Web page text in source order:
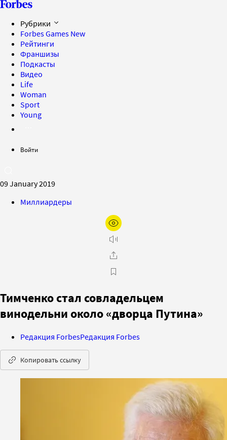
Рубрики
Forbes Games New
Рейтинги
Франшизы
Подкасты
Видео
Life
Woman
Sport
Young
Войти
09 January 2019
Миллиардеры
Тимченко стал совладельцем
винодельни около «дворца Путина»
Редакция ForbesРедакция Forbes
Копировать ссылку